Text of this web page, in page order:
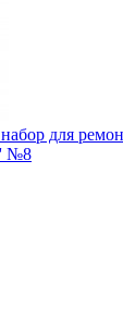
для
№8